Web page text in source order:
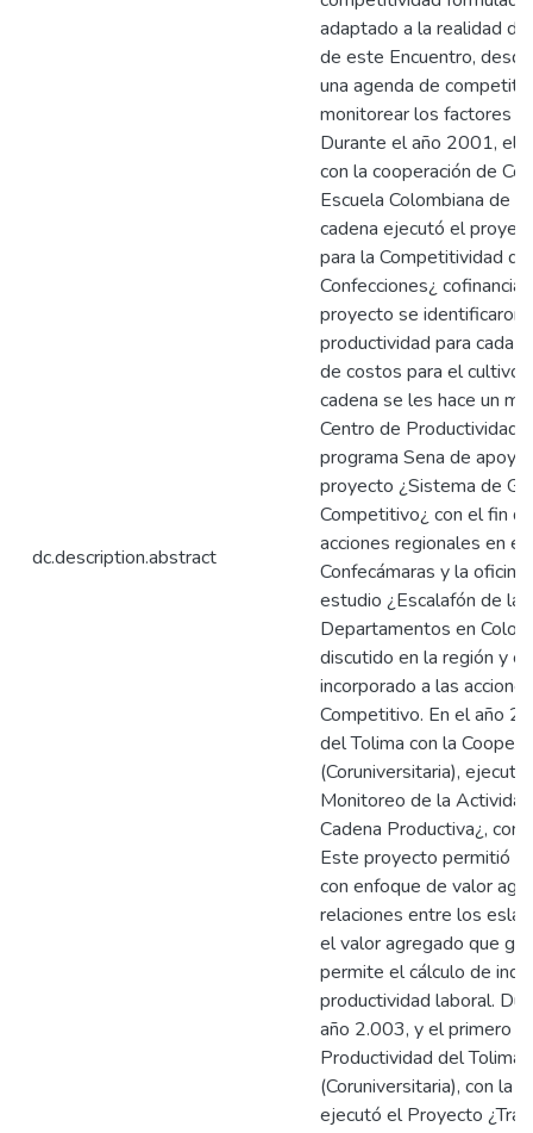
dc.description.abstract
adaptado a la realidad
de este Encuentro,
una agenda de
monitorear los factores e
Durante el año 2001, el
con la cooperación de
Escuela Colombiana de
cadena ejecutó el
para la Competitividad
Confecciones¿
proyecto se identificaron
productividad para cada
de costos para el
cadena se les hace un
Centro de Productividad
programa Sena de
proyecto ¿Sistema de
Competitivo¿ con el fin
acciones regionales en
Confecámaras y la
estudio ¿Escalafón de la
Departamentos en
discutido en la región y
incorporado a las
Competitivo. En el año
del Tolima con la
(Coruniversitaria),
Monitoreo de la
Cadena Productiva¿, con
Este proyecto permitió
con enfoque de valor
relaciones entre los
el valor agregado que
permite el cálculo de
productividad laboral.
año 2.003, y el primero
Productividad del Tolima
(Coruniversitaria), con la
ejecutó el Proyecto